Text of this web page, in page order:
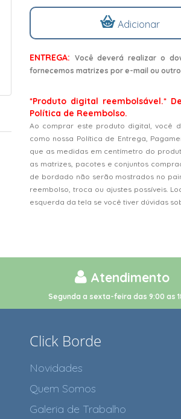
Adicionar
ENTREGA: Você deverá realizar o
fornecemos matrizes por e-mail ou
*Produto digital reembolsável.*
Política de Reembolso.
Ao comprar este produto digital, você
como nossa Política de Entrega,
que as medidas em centímetro do
as matrizes, pacotes e conjuntos
de bordado não serão mostrados no
reembolso, troca ou ajustes possíveis.
esquerda da tela se você tiver dúvidas
Atendimento
Segunda a sexta-feira das 9:00 as
Click Borde
Novidades
Quem Somos
Galeria de Trabalho